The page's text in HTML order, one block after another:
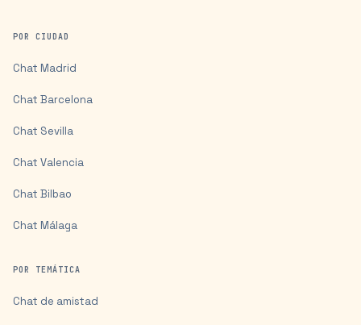
POR CIUDAD
Chat Madrid
Chat Barcelona
Chat Sevilla
Chat Valencia
Chat Bilbao
Chat Málaga
POR TEMÁTICA
Chat de amistad